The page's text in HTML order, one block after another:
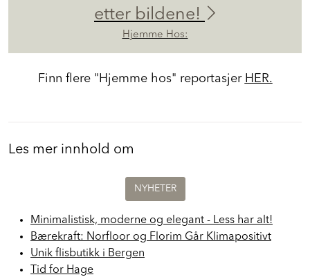
etter bildene!
Hjemme Hos:
Finn flere "Hjemme hos" reportasjer HER.
Les mer innhold om
NYHETER
Minimalistisk, moderne og elegant - Less har alt!
Bærekraft: Norfloor og Florim Går Klimapositivt
Unik flisbutikk i Bergen
Tid for Hage